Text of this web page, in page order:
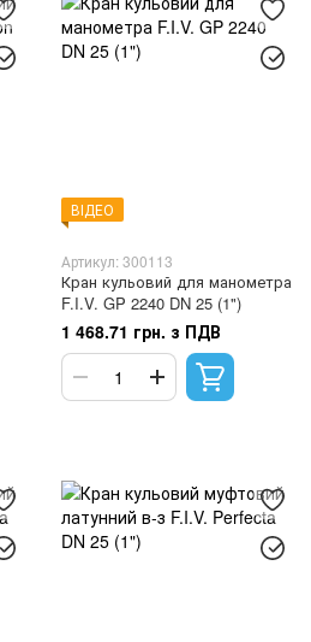
ВІДЕО
Артикул: 300113
Кран кульовий для манометра
F.I.V. GP 2240 DN 25 (1")
1 468.71 грн. з ПДВ